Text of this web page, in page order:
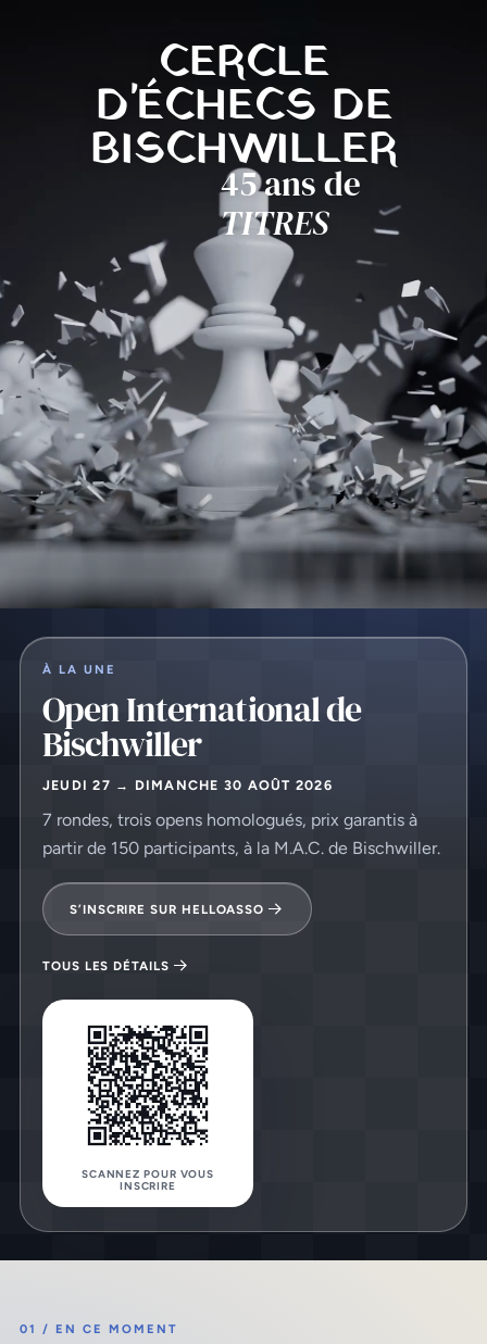
CERCLE
D'ÉCHECS DE
BISCHWILLER
45 ans de
TITRES
À LA UNE
Open International de
Bischwiller
JEUDI 27 → DIMANCHE 30 AOÛT 2026
7 rondes, trois opens homologués, prix garantis à
partir de 150 participants, à la M.A.C. de Bischwiller.
S’INSCRIRE SUR HELLOASSO
TOUS LES DÉTAILS
SCANNEZ POUR VOUS
INSCRIRE
01 / EN CE MOMENT